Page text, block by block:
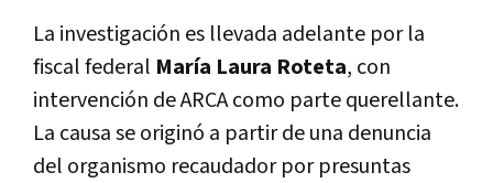
La investigación es llevada adelante por la
fiscal federal María Laura Roteta, con
intervención de ARCA como parte querellante.
La causa se originó a partir de una denuncia
del organismo recaudador por presuntas